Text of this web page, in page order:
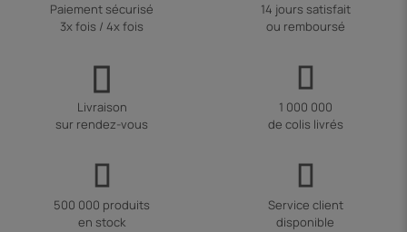
Paiement sécurisé
3x fois / 4x fois
14 jours satisfait
ou remboursé
Livraison
sur rendez-vous
1 000 000
de colis livrés
500 000 produits
en stock
Service client
disponible